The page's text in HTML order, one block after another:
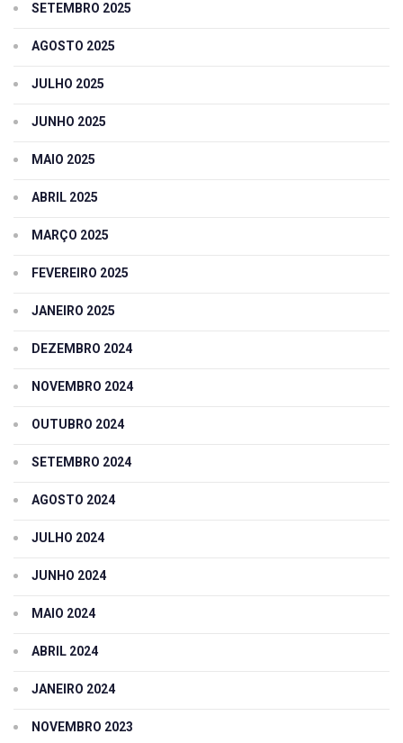
SETEMBRO 2025
AGOSTO 2025
JULHO 2025
JUNHO 2025
MAIO 2025
ABRIL 2025
MARÇO 2025
FEVEREIRO 2025
JANEIRO 2025
DEZEMBRO 2024
NOVEMBRO 2024
OUTUBRO 2024
SETEMBRO 2024
AGOSTO 2024
JULHO 2024
JUNHO 2024
MAIO 2024
ABRIL 2024
JANEIRO 2024
NOVEMBRO 2023